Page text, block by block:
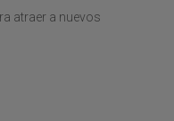
atraer a nuevos